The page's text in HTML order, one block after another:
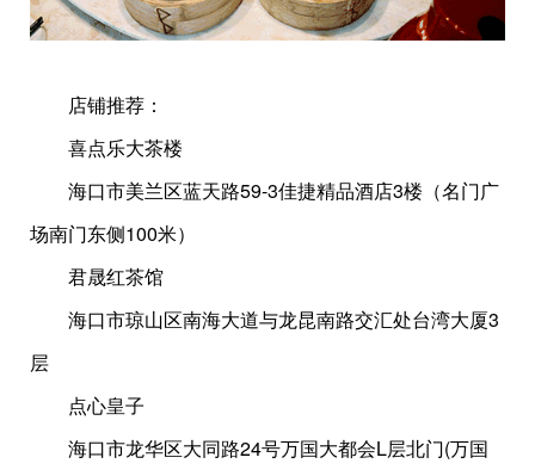
店铺推荐：
喜点乐大茶楼
海口市美兰区蓝天路59-3佳捷精品酒店3楼（名门广
场南门东侧100米）
君晟红茶馆
海口市琼山区南海大道与龙昆南路交汇处台湾大厦3
层
点心皇子
海口市龙华区大同路24号万国大都会L层北门(万国